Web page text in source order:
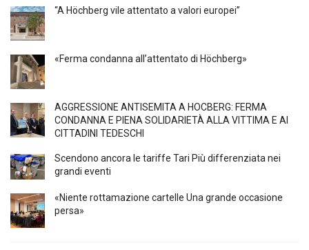
“A Höchberg vile attentato a valori europei”
«Ferma condanna all’attentato di Höchberg»
AGGRESSIONE ANTISEMITA A HÖCBERG: FERMA
CONDANNA E PIENA SOLIDARIETÀ ALLA VITTIMA E AI
CITTADINI TEDESCHI
Scendono ancora le tariffe Tari Più differenziata nei
grandi eventi
«Niente rottamazione cartelle Una grande occasione
persa»